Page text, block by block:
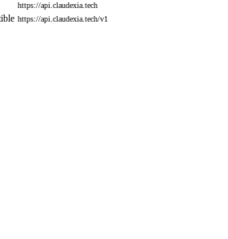
https://api.claudexia.tech
https://api.claudexia.tech/v1